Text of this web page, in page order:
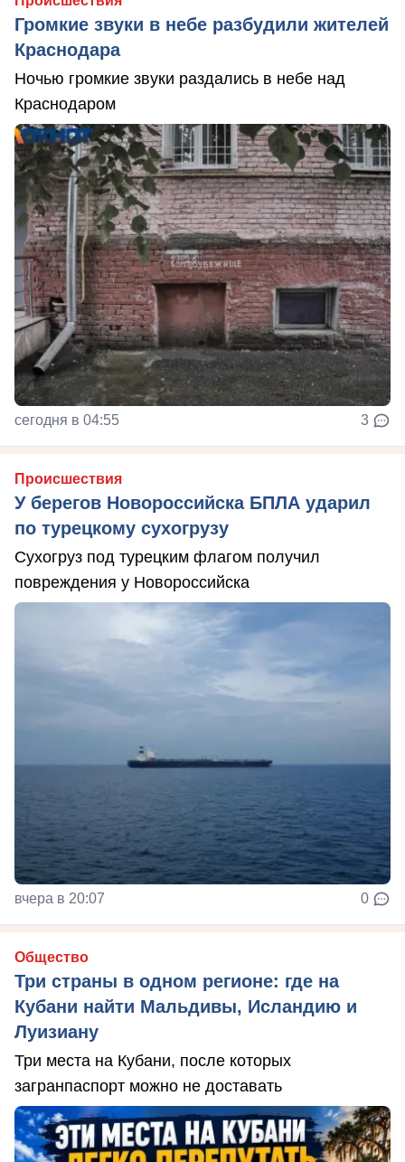
Громкие звуки в небе разбудили жителей
Краснодара
Ночью громкие звуки раздались в небе над
Краснодаром
сегодня в 04:55 3
Происшествия
У берегов Новороссийска БПЛА ударил
по турецкому сухогрузу
Сухогруз под турецким флагом получил
повреждения у Новороссийска
вчера в 20:07 0
Общество
Три страны в одном регионе: где на
Кубани найти Мальдивы, Исландию и
Луизиану
Три места на Кубани, после которых
загранпаспорт можно не доставать